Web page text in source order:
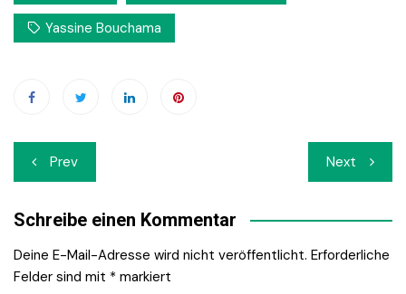
Yassine Bouchama
Beitrags-
Navigation
Prev Next
Schreibe einen Kommentar
Deine E-Mail-Adresse wird nicht veröffentlicht. Erforderliche
Felder sind mit * markiert